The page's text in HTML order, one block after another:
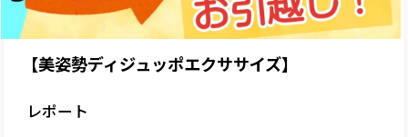
【美姿勢ディジュッポエクササイズ】
レポート